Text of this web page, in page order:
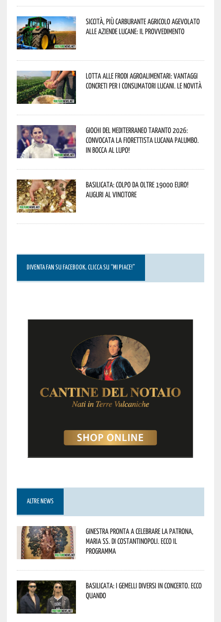
Siccità, più carburante agricolo agevolato
alle aziende lucane: il provvedimento
Lotta alle frodi agroalimentari: vantaggi
concreti per i consumatori lucani. Le novità
Giochi del Mediterraneo Taranto 2026:
convocata la fiorettista lucana Palumbo.
In bocca al lupo!
Basilicata: colpo da oltre 19000 Euro!
Auguri al vincitore
DIVENTA FAN SU FACEBOOK, CLICCA SU “MI PIACE!”
ALTRE NEWS
Ginestra pronta a celebrare la Patrona,
Maria SS. di Costantinopoli. Ecco il
programma
Basilicata: i Gemelli DiVersi in concerto. Ecco
quando